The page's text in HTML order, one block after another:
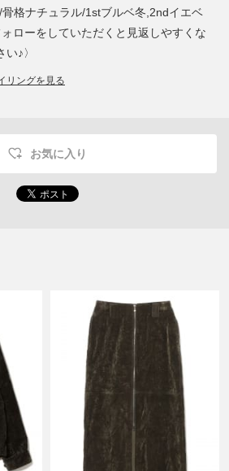
格ナチュラル/1stブルベ冬,2ndイエベ
ローをしていただくと見返しやすくな
♪〉
リングを見る
お気に入り